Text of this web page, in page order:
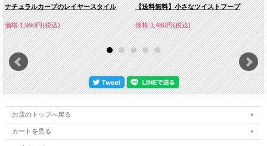
ナチュラルカーブのレイヤースタイル
価格:1,990円(税込)
【送料無料】小さなツイストフープ
価格:1,480円(税込)
お店のトップへ戻る
カートを見る